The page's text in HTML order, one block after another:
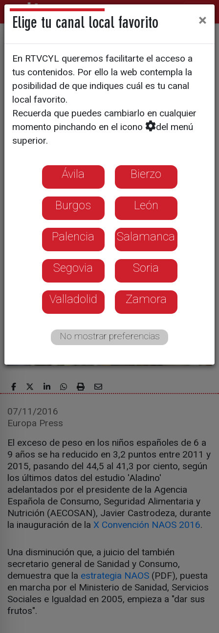
y Nutrición
El exceso de peso en los
niños españoles de 6 a 8
años ha disminuido 3,2
puntos en cuatro años
En lo que respecta a la obesidad, la
prevalencia apenas ha variado, pasando
del 18,3 por ciento del 2011 al 18,1 por
ciento de 2015, un descenso que según
los autores no es estadísticamente
significativo
07/11/2016
Europa Press
El exceso de peso en los niños españoles de 6 a
9 años se ha reducido en 3,2 puntos entre 2011 y
2015, pasando del 44,5 al 41,3 por ciento, según
los últimos datos del estudio 'Aladino'
adelantados por el presidente de la Agencia
Española de Consumo, Seguridad Alimentaria y
Nutrición (AECOSAN), Javier Castrodeza, durante
la inauguración de la X Convención NAOS 2016.
Una disminución que, a juicio del también
secretario general de Sanidad y Consumo,
demuestra que la estrategia NAOS (PDF), puesta
en marcha por el Ministerio de Sanidad, Servicios
Sociales e Igualdad en 2005, empieza a "dar sus
frutos".
Elige tu canal local favorito ×
En RTVCYL queremos facilitarte el acceso a
tus contenidos. Por ello la web contempla la
posibilidad de que indiques cuál es tu canal
local favorito.
Recuerda que puedes cambiarlo en cualquier
momento pinchando en el icono
del menú
superior.
Ávila Bierzo
Burgos León
Palencia Salamanca
Segovia Soria
Valladolid Zamora
No mostrar preferencias